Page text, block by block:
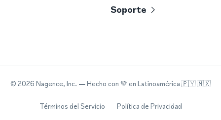
Soporte
© 2026 Nagence, Inc. — Hecho con 💚 en Latinoamérica 🇵🇾 🇲🇽
Términos del Servicio Política de Privacidad